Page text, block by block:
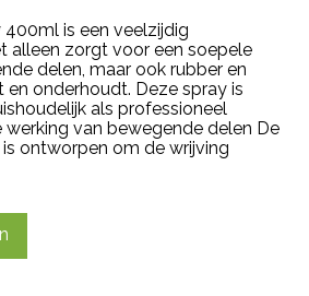
400ml is een veelzijdig
alleen zorgt voor een soepele
delen, maar ook rubber en
onderhoudt. Deze spray is
als professioneel
werking van bewegende delen De
ontworpen om de wrijving